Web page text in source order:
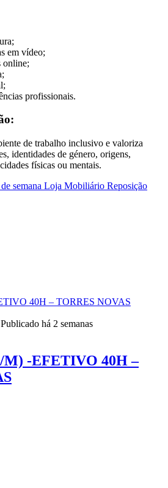
em vídeo;
online;
profissionais.
de trabalho inclusivo e valoriza
identidades de género, origens,
físicas ou mentais.
semana Loja Mobiliário Reposição
40H – TORRES NOVAS
Publicado há 2 semanas
M) -EFETIVO 40H –